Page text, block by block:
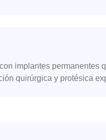
implantes permanentes
quirúrgica y protésica